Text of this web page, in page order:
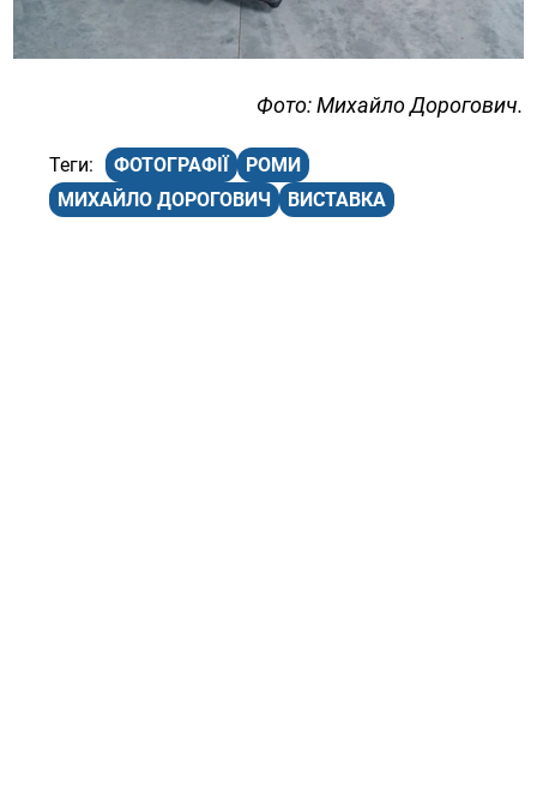
Фото: Михайло Дорогович.
ФОТОГРАФІЇ
РОМИ
МИХАЙЛО ДОРОГОВИЧ
ВИСТАВКА